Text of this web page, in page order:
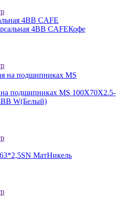
4BB CAFEКофе
на подшипниках MS 100X70X2.5-
W(Белый)
SN МатНикель